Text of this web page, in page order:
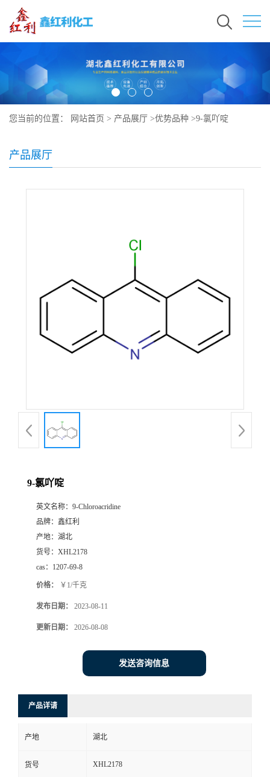
您当前的位置： 网站首页 > 产品展厅 >优势品种 >9-氯吖啶
产品展厅
9-氯吖啶
英文名称： 9-Chloroacridine
品牌： 鑫红利
产地： 湖北
货号： XHL2178
cas： 1207-69-8
价格： ￥1/千克
发布日期： 2023-08-11
更新日期： 2026-08-08
发送咨询信息
产品详请
产地 湖北
货号 XHL2178